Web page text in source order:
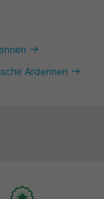
Ardennen